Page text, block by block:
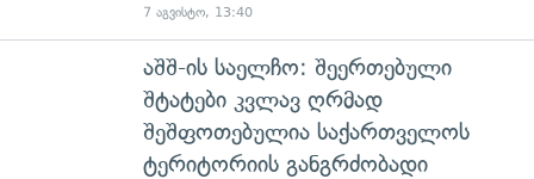
7 აგვისტო, 13:40
აშშ-ის საელჩო: შეერთებული
შტატები კვლავ ღრმად
შეშფოთებულია საქართველოს
ტერიტორიის განგრძობადი